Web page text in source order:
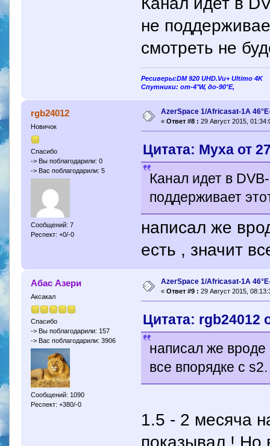
не
смотреть не
Ресиверы:DM 920 UHD.Vu+ Ultimo 4K
Спутники: от-4°W, до-90°E,
rgb24012
Новичок
Спасибо
-> Вы поблагодарили: 0
-> Вас поблагодарили: 5
Сообщений: 7
Респект: +0/-0
AzerSpace 1/Africasat-1A
« Ответ #8 : 29 Август 2015,
Цитата: Муха от
Канал идет в
поддерживает
написал же
есть , значит
Абас Азери
Аксакал
Спасибо
-> Вы поблагодарили: 157
-> Вас поблагодарили: 3906
Сообщений: 1090
Респект: +380/-0
AzerSpace 1/Africasat-1A
« Ответ #9 : 29 Август 2015,
Цитата: rgb24012
написал же вроде
все впорядке с s2.
1.5 - 2 месяча
показывал ! Но